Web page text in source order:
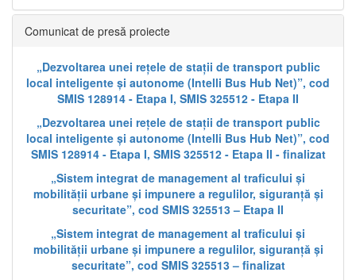
Comunicat de presă proiecte
„Dezvoltarea unei rețele de stații de transport public
local inteligente și autonome (Intelli Bus Hub Net)”, cod
SMIS 128914 - Etapa I, SMIS 325512 - Etapa II
„Dezvoltarea unei rețele de stații de transport public
local inteligente și autonome (Intelli Bus Hub Net)”, cod
SMIS 128914 - Etapa I, SMIS 325512 - Etapa II - finalizat
„Sistem integrat de management al traficului și
mobilității urbane și impunere a regulilor, siguranță și
securitate”, cod SMIS 325513 – Etapa II
„Sistem integrat de management al traficului și
mobilității urbane și impunere a regulilor, siguranță și
securitate”, cod SMIS 325513 – finalizat